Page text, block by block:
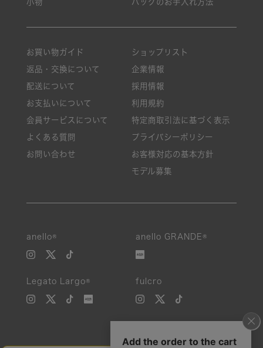
小物 バッグのお手入れ方法
お買い物ガイド
返品・交換について
配送について
お支払いについて
会員サービスについて
よくある質問
お問い合わせ
ショップリスト
企業情報
採用情報
利用規約
特定商取引法に基づく表示
プライバシーポリシー
お客様対応の基本方針
モデル募集
anello® anello GRANDE®
Legato Largo® fulcro